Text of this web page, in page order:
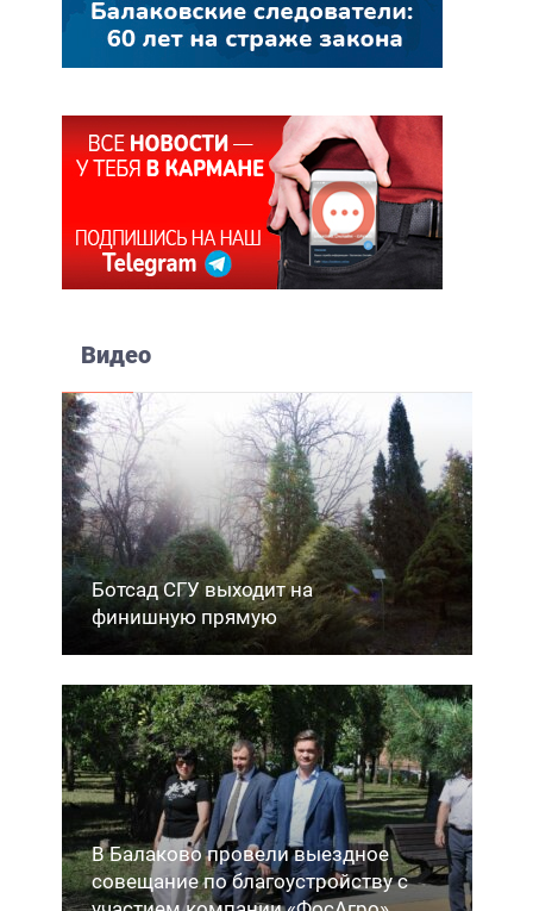
Видео
Ботсад СГУ выходит на
финишную прямую
В Балаково провели выездное
совещание по благоустройству с